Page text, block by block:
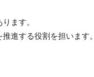
ます。
進する役割を担います。